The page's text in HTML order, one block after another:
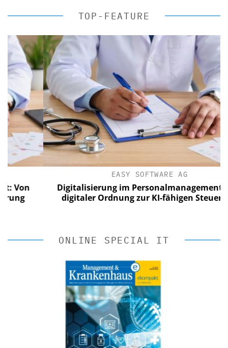
TOP-FEATURE
EASY SOFTWARE AG
Digitalisierung im Personalmanagement: Von
digitaler Ordnung zur KI-fähigen Steuerung
ONLINE SPECIAL IT